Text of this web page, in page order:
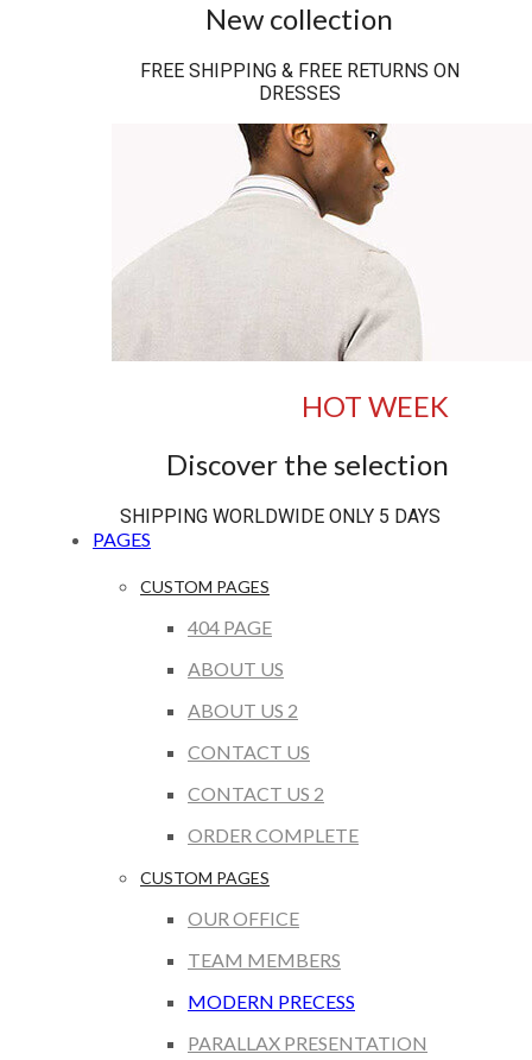
New collection
FREE SHIPPING & FREE RETURNS ON
DRESSES
HOT WEEK
Discover the selection
SHIPPING WORLDWIDE ONLY 5 DAYS
PAGES
CUSTOM PAGES
404 PAGE
ABOUT US
ABOUT US 2
CONTACT US
CONTACT US 2
ORDER COMPLETE
CUSTOM PAGES
OUR OFFICE
TEAM MEMBERS
MODERN PRECESS
PARALLAX PRESENTATION